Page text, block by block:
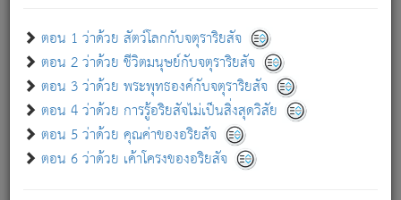
ตอน 1 ว่าด้วย สัตว์โลกกับจตุราริยสัจ
ตอน 2 ว่าด้วย ชีวิตมนุษย์กับจตุราริยสัจ
ตอน 3 ว่าด้วย พระพุทธองค์กับจตุราริยสัจ
ตอน 4 ว่าด้วย การรู้อริยสัจไม่เป็นสิ่งสุดวิสัย
ตอน 5 ว่าด้วย คุณค่าของอริยสัจ
ตอน 6 ว่าด้วย เค้าโครงของอริยสัจ
เขาเพลิดเพลินยิ่งนักในสิ่งใด สิ่งนั้นเป็นภัย (ที่เขาไม่รู้จัก)
เขากลัวต่อสิ่งใดสิ่งนั้นเป็นทุกข์
พรหมจรรย์นี้ อันบุคคลย่อมประพฤติ ก็เพื่อการละขาดซึ่ง
ภพ.
สมณะหรือพราหมณ์เหล่าใด กล่าวความหลุดพ้นจากภพว่า
มีได้เพราะภพ เรากล่าวว่า สมณะหรือพราหมณ์ทั้งปวงนั้น
มิใช่ผู้หลดพ้นจากภพ.